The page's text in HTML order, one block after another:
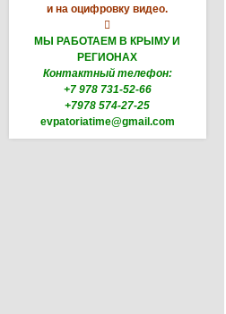
и на оцифровку видео.

МЫ РАБОТАЕМ В КРЫМУ И
РЕГИОНАХ
Контактный телефон:
+7 978 731-52-66
+7978 574-27-25
evpatoriatime@gmail.com